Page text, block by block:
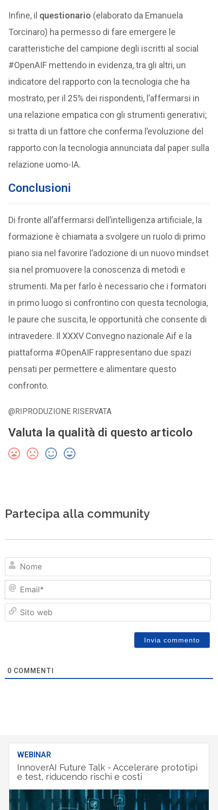
Infine, il questionario (elaborato da Emanuela
Torcinaro) ha permesso di fare emergere le
caratteristiche del campione degli iscritti al social
#OpenAIF mettendo in evidenza, tra gli altri, un
indicatore del rapporto con la tecnologia che ha
mostrato, per il 25% dei rispondenti, l’affermarsi in
una relazione empatica con gli strumenti generativi;
si tratta di un fattore che conferma l’evoluzione del
rapporto con la tecnologia annunciata dal paper sulla
relazione uomo-IA.
Conclusioni
Di fronte all’affermarsi dell’intelligenza artificiale, la
formazione è chiamata a svolgere un ruolo di primo
piano sia nel favorire l’adozione di un nuovo mindset
sia nel promuovere la conoscenza di metodi e
strumenti. Ma per farlo è necessario che i formatori
in primo luogo si confrontino con questa tecnologia,
le paure che suscita, le opportunità che consente di
intravedere. Il XXXV Convegno nazionale Aif e la
piattaforma #OpenAIF rappresentano due spazi
pensati per permettere e alimentare questo
confronto.
@RIPRODUZIONE RISERVATA
Valuta la qualità di questo articolo
Partecipa alla community
0 COMMENTI
WEBINAR
InnoverAI Future Talk - Accelerare prototipi
e test, riducendo rischi e costi